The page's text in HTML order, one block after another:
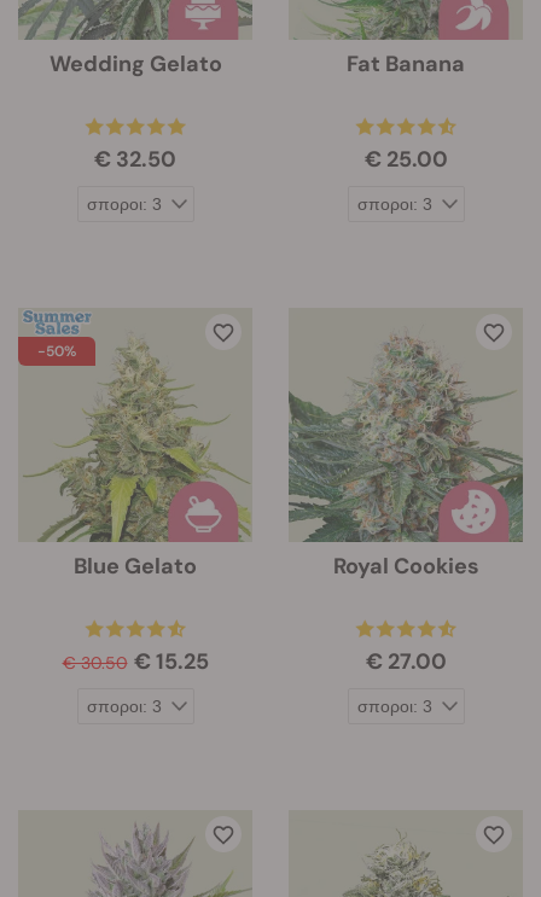
Wedding Gelato
€ 32.50
Fat Banana
€ 25.00
-50%
Blue Gelato
€ 30.50 € 15.25
Royal Cookies
€ 27.00